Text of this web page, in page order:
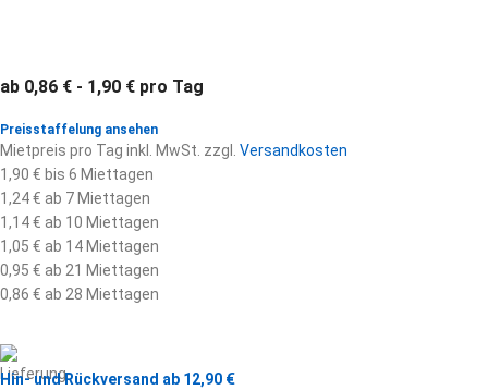
ab 0,86 € - 1,90 € pro Tag
Preisstaffelung ansehen
Mietpreis pro Tag inkl. MwSt. zzgl. Versandkosten
1,90 € bis 6 Miettagen
1,24 € ab 7 Miettagen
1,14 € ab 10 Miettagen
1,05 € ab 14 Miettagen
0,95 € ab 21 Miettagen
0,86 € ab 28 Miettagen
Hin- und Rückversand ab 12,90 €